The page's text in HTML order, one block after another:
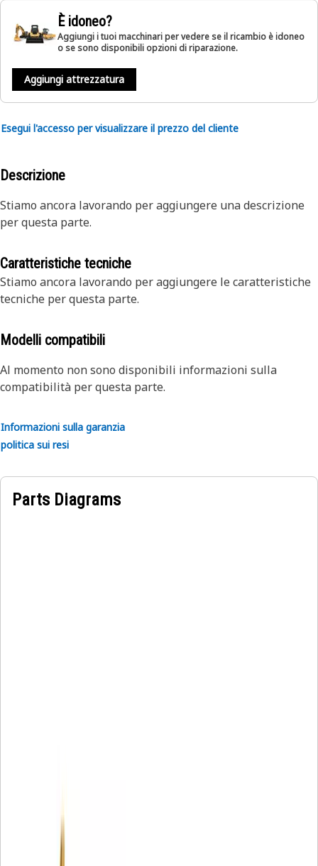
È idoneo?
Aggiungi i tuoi macchinari per vedere se il ricambio è idoneo
o se sono disponibili opzioni di riparazione.
Aggiungi attrezzatura
Esegui l'accesso per visualizzare il prezzo del cliente
Descrizione
Stiamo ancora lavorando per aggiungere una descrizione
per questa parte.
Caratteristiche tecniche
Stiamo ancora lavorando per aggiungere le caratteristiche
tecniche per questa parte.
Modelli compatibili
Al momento non sono disponibili informazioni sulla
compatibilità per questa parte.
Informazioni sulla garanzia
politica sui resi
Parts Diagrams